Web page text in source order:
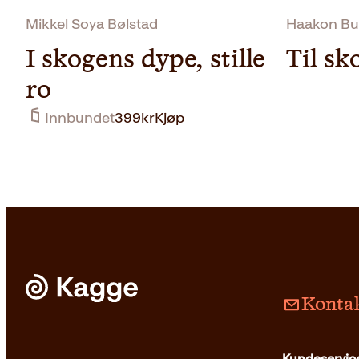
Mikkel Soya Bølstad
I skogens dype, stille
ro
Innbundet399krKjøp
Haakon
Til